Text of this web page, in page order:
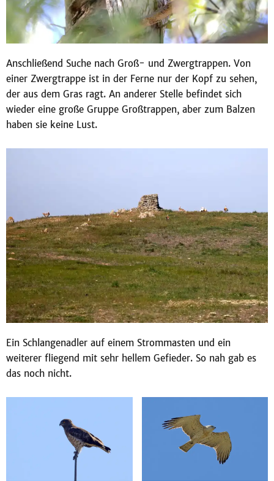
Anschließend Suche nach Groß- und Zwergtrappen. Von
einer Zwergtrappe ist in der Ferne nur der Kopf zu sehen,
der aus dem Gras ragt. An anderer Stelle befindet sich
wieder eine große Gruppe Großtrappen, aber zum Balzen
haben sie keine Lust.
Ein Schlangenadler auf einem Strommasten und ein
weiterer fliegend mit sehr hellem Gefieder. So nah gab es
das noch nicht.